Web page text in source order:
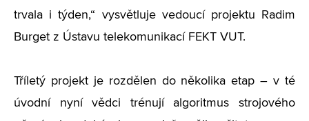
trvala i týden,“ vysvětluje vedoucí projektu Radim
Burget z Ústavu telekomunikací FEKT VUT.
Tříletý projekt je rozdělen do několika etap – v té
úvodní nyní vědci trénují algoritmus strojového